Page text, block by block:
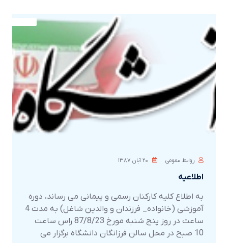
روابط عمومی ۲۰ آبان ۱۳۸۷
اطلاعیه
به اطلاع کلیه کارکنان رسمی و پیمانی می رساند، دوره
آموزشی (خانواده_ فرزندان و والدین شاغل) به مدت 4
ساعت در روز پنج شنبه مورخ 87/8/23 راس ساعت
10 صبح در محل سالن فرزانگان دانشگاه برگزار می